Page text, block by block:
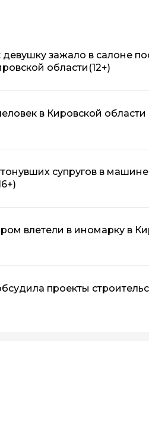
девушку зажало в салоне
области (12+)
в Кировской
супругов в
влетели в иномарку в
проекты